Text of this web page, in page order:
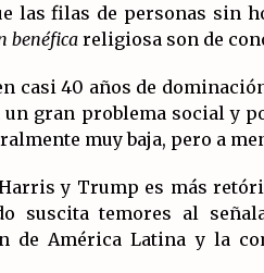
las filas de personas sin
benéfica religiosa son de
casi 40 años de
un gran problema social y
muy baja, pero a
y Trump es más
suscita temores al
de América Latina y la